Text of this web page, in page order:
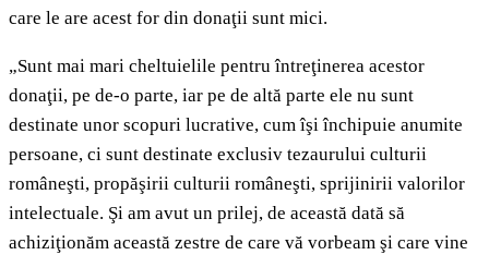
care le are acest for din donaţii sunt mici.
„Sunt mai mari cheltuielile pentru întreţinerea acestor
donaţii, pe de-o parte, iar pe de altă parte ele nu sunt
destinate unor scopuri lucrative, cum îşi închipuie anumite
persoane, ci sunt destinate exclusiv tezaurului culturii
româneşti, propăşirii culturii româneşti, sprijinirii valorilor
intelectuale. Şi am avut un prilej, de această dată să
achiziţionăm această zestre de care vă vorbeam şi care vine